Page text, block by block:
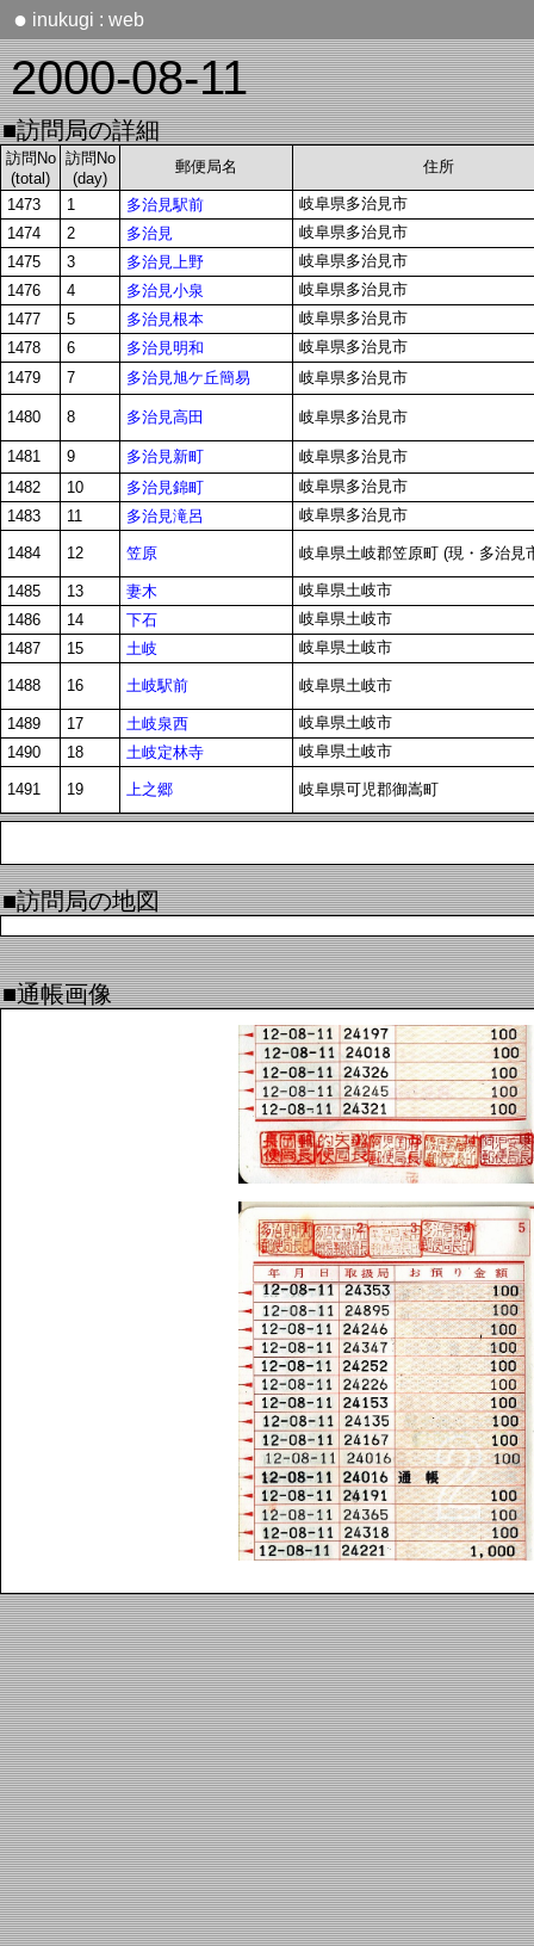
● inukugi : web
2000-08-11
■訪問局の詳細
訪問No
(total)
訪問No
(day)
郵便局名 住所
1473 1 多治見駅前
岐阜県多治見市
1474
2 多治見
岐阜県多治見市
1475
3 多治見上野
岐阜県多治見市
1476
4 多治見小泉
岐阜県多治見市
1477
5 多治見根本
岐阜県多治見市
1478
6 多治見明和
岐阜県多治見市
1479
7 多治見旭ケ丘簡易 岐阜県多治見市
1480 8 多治見高田 岐阜県多治見市
1481 9 多治見新町
岐阜県多治見市
1482
10 多治見錦町
岐阜県多治見市
1483
11 多治見滝呂 岐阜県多治見市
1484 12 笠原 岐阜県土岐郡笠原町 (現・多治見
1485 13 妻木
岐阜県土岐市
1486
14 下石
岐阜県土岐市
1487
15 土岐 岐阜県土岐市
1488 16 土岐駅前 岐阜県土岐市
1489 17 土岐泉西
岐阜県土岐市
1490
18 土岐定林寺 岐阜県土岐市
1491 19 上之郷 岐阜県可児郡御嵩町
■訪問局の地図
■通帳画像